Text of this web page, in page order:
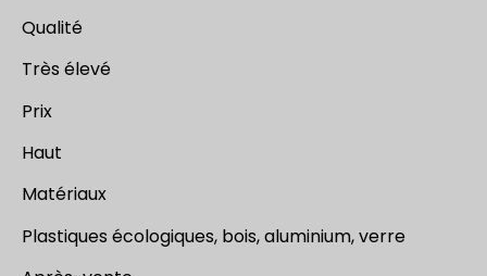
Qualité
Très élevé
Prix
Haut
Matériaux
Plastiques écologiques, bois, aluminium, verre